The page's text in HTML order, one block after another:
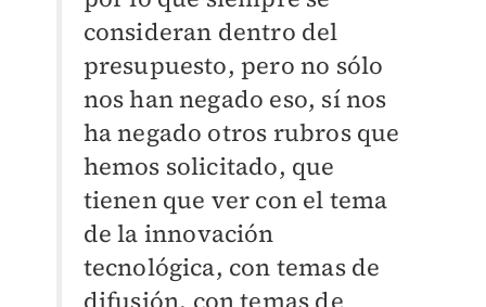
consideran dentro del
presupuesto, pero no sólo
nos han negado eso, sí nos
ha negado otros rubros que
hemos solicitado, que
tienen que ver con el tema
de la innovación
tecnológica, con temas de